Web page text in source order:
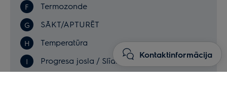
Termozonde
SĀKT/APTURĒT
Temperatūra
Progresa josla / Slīdnis
Kontaktinformācija